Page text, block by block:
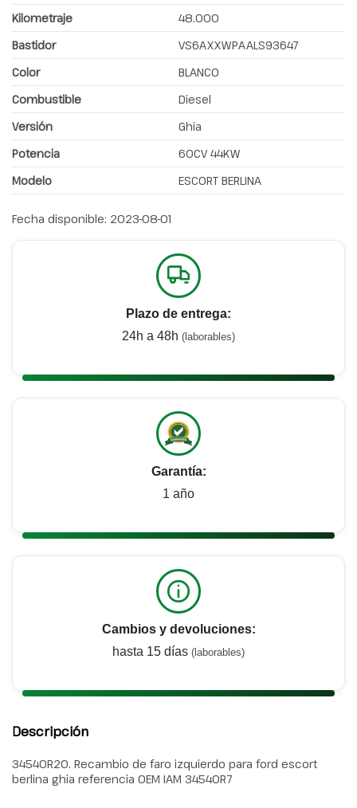
Kilometraje
48.000
Bastidor
VS6AXXWPAALS93647
Color
BLANCO
Combustible
Diesel
Versión
Ghia
Potencia
60CV 44KW
Modelo
ESCORT BERLINA
Fecha disponible: 2023-08-01
Plazo de entrega:
24h a 48h (laborables)
Garantía:
1 año
Cambios y devoluciones:
hasta 15 días (laborables)
Descripción
34540R20. Recambio de faro izquierdo para ford escort
berlina ghia referencia OEM IAM 34540R7